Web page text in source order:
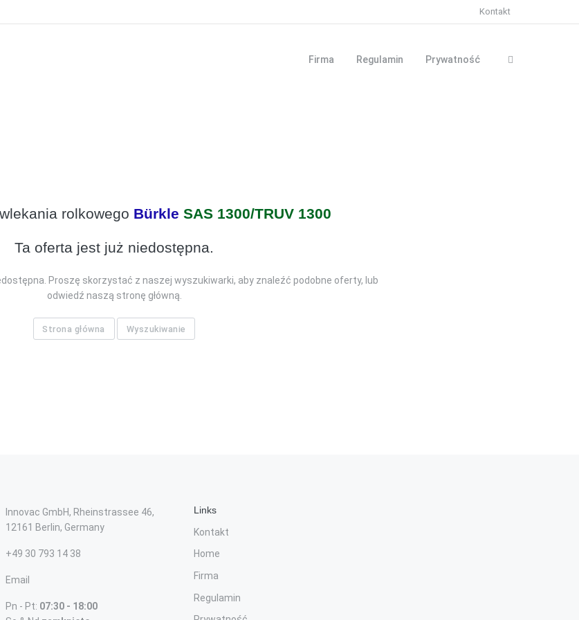
Kontakt
Firma Regulamin Prywatność
rolkowego Bürkle SAS 1300/TRUV 1300
Ta oferta jest już niedostępna.
Proszę skorzystać z naszej wyszukiwarki, aby znaleźć podobne oferty, lub
odwiedź naszą stronę główną.
Strona główna Wyszukiwanie
Innovac GmbH, Rheinstrassee 46,
12161 Berlin, Germany
+49 30 793 14 38
Email
Pn - Pt: 07:30 - 18:00
Links
Kontakt
Home
Firma
Regulamin